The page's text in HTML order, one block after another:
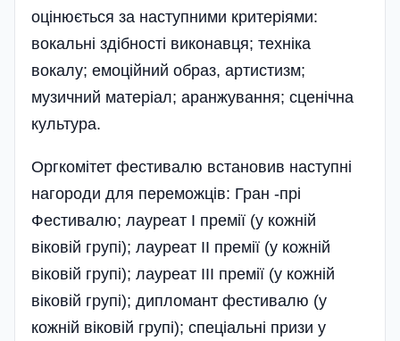
оцінюється за наступними критеріями:
вокальні здібності виконавця; техніка
вокалу; емоційний образ, артистизм;
музичний матеріал; аранжування; сценічна
культура.
Оргкомітет фестивалю встановив наступні
нагороди для переможців: Гран -прі
Фестивалю; лауреат І премії (у кожній
віковій групі); лауреат ІІ премії (у кожній
віковій групі); лауреат ІІІ премії (у кожній
віковій групі); дипломант фестивалю (у
кожній віковій групі); спеціальні призи у